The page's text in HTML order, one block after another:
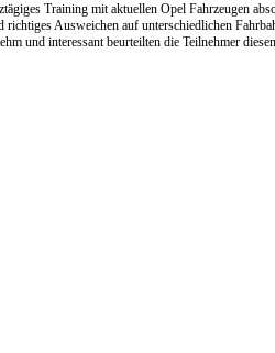
Training mit aktuellen Opel Fahrzeugen
Ausweichen auf unterschiedlichen
und interessant beurteilten die Teilnehmer